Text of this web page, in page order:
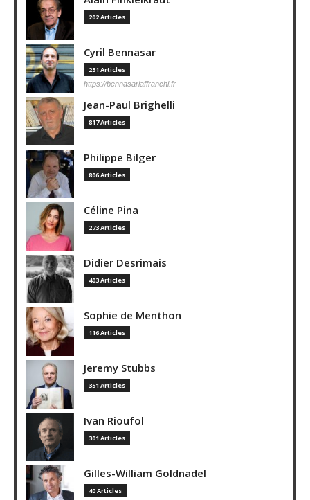
202 Articles
Cyril Bennasar
231 Articles
https://bennasarlaffranchi.fr
Jean-Paul Brighelli
817 Articles
Philippe Bilger
806 Articles
Céline Pina
273 Articles
Didier Desrimais
403 Articles
Sophie de Menthon
116 Articles
Jeremy Stubbs
351 Articles
Ivan Rioufol
301 Articles
Gilles-William Goldnadel
40 Articles